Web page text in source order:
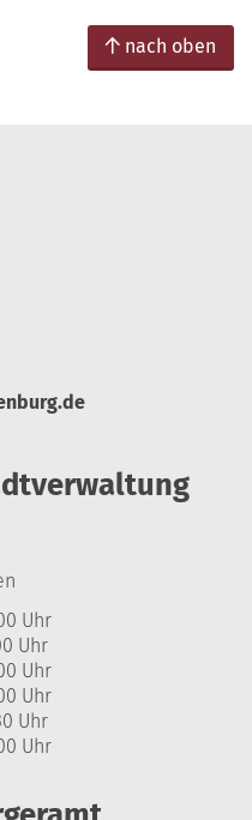
nach oben
Uhr
Uhr
Uhr
Uhr
Uhr
Uhr